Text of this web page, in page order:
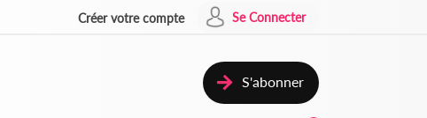
Créer votre compte Se Connecter
S'abonner